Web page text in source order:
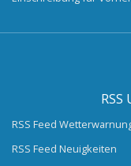
RSS
RSS Feed
RSS Feed Neuigkeiten